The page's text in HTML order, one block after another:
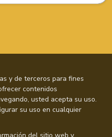
y de terceros para fines
contenidos
usted acepta su uso.
su uso en cualquier